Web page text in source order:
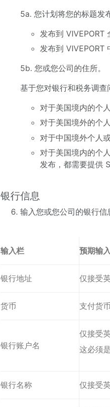
5a. 您计划将您的标题发
发布到 VIVEPORT
发布到 VIVEPORT
5b. 您或您公司的住所。
基于您对银行和税务调查
对于美国境内的个
对于美国境外的个
对于中国境外个人
对于美国境内的个
发布，都需要提供
银行信息
输入您或您公司的银行信
输入栏 预期输入
银行地址 仅接受
货币 支付货
银行账户名
仅接受
这必须
银行名称 仅接受